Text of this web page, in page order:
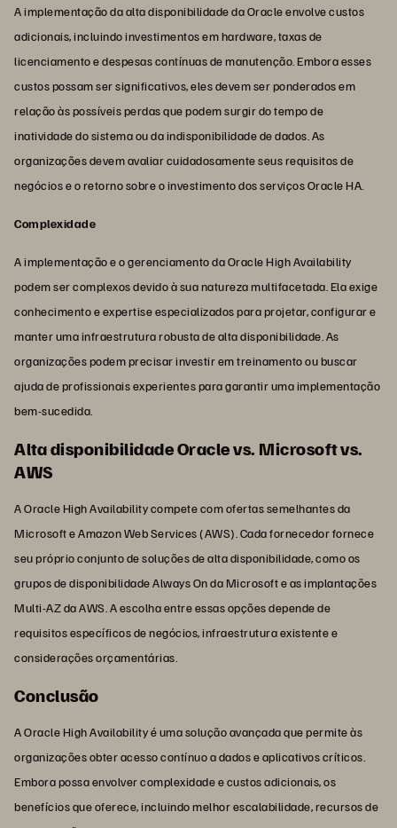
A implementação da alta disponibilidade da Oracle envolve custos
adicionais, incluindo investimentos em hardware, taxas de
licenciamento e despesas contínuas de manutenção. Embora esses
custos possam ser significativos, eles devem ser ponderados em
relação às possíveis perdas que podem surgir do tempo de
inatividade do sistema ou da indisponibilidade de dados. As
organizações devem avaliar cuidadosamente seus requisitos de
negócios e o retorno sobre o investimento dos serviços Oracle HA.
Complexidade
A implementação e o gerenciamento da Oracle High Availability
podem ser complexos devido à sua natureza multifacetada. Ela exige
conhecimento e expertise especializados para projetar, configurar e
manter uma infraestrutura robusta de alta disponibilidade. As
organizações podem precisar investir em treinamento ou buscar
ajuda de profissionais experientes para garantir uma implementação
bem-sucedida.
Alta disponibilidade Oracle vs. Microsoft vs.
AWS
A Oracle High Availability compete com ofertas semelhantes da
Microsoft e Amazon Web Services (AWS). Cada fornecedor fornece
seu próprio conjunto de soluções de alta disponibilidade, como os
grupos de disponibilidade Always On da Microsoft e as implantações
Multi-AZ da AWS. A escolha entre essas opções depende de
requisitos específicos de negócios, infraestrutura existente e
considerações orçamentárias.
Conclusão
A Oracle High Availability é uma solução avançada que permite às
organizações obter acesso contínuo a dados e aplicativos críticos.
Embora possa envolver complexidade e custos adicionais, os
benefícios que oferece, incluindo melhor escalabilidade, recursos de